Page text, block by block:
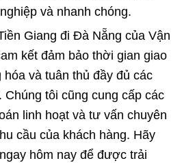
và nhanh chóng.
Giang đi Đà Nẵng của Vận
kết đảm bảo thời gian giao
hóa và tuân thủ đầy đủ các
Chúng tôi cũng cung cấp các
linh hoạt và tư vấn chuyên
cầu của khách hàng. Hãy
hôm nay để được trải